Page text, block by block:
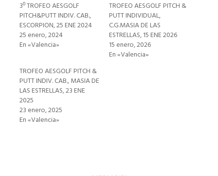
3º TROFEO AESGOLF
PITCH&PUTT INDIV. CAB.,
ESCORPION, 25 ENE 2024
25 enero, 2024
En «Valencia»
TROFEO AESGOLF PITCH &
PUTT INDIVIDUAL,
C.G.MASIA DE LAS
ESTRELLAS, 15 ENE 2026
15 enero, 2026
En «Valencia»
TROFEO AESGOLF PITCH &
PUTT INDIV. CAB., MASIA DE
LAS ESTRELLAS, 23 ENE
2025
23 enero, 2025
En «Valencia»